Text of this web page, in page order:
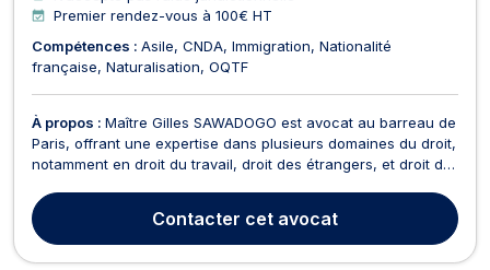
Premier rendez-vous à 100€ HT
Compétences : Asile CNDA Immigration Nationalité
française Naturalisation OQTF
À propos : Maître Gilles SAWADOGO est avocat au barreau de
Paris, offrant une expertise dans plusieurs domaines du droit,
notamment en droit du travail, droit des étrangers, et droit de
accompagne dans des situations variées telles que : Rupture
conventionnelle Licenciement Contrat...
Contacter cet avocat